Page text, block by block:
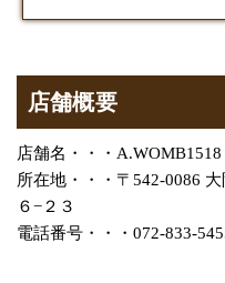
店舗概要
店舗名・・・A.WOMB1518
所在地・・・〒542-0086
６−２３
電話番号・・・072-833-